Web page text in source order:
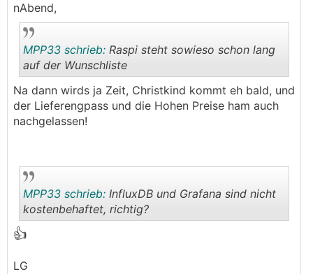
nAbend,
..
MPP33 schrieb: Raspi steht sowieso schon lang
auf der Wunschliste
Na dann wirds ja Zeit, Christkind kommt eh bald, und
der Lieferengpass und die Hohen Preise ham auch
nachgelassen!
MPP33 schrieb: InfluxDB und Grafana sind nicht
kostenbehaftet, richtig?
👍
LG